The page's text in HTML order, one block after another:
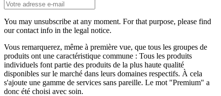
You may unsubscribe at any moment. For that purpose, please find
our contact info in the legal notice.
Vous remarquerez, même à première vue, que tous les groupes de
produits ont une caractéristique commune : Tous les produits
individuels font partie des produits de la plus haute qualité
disponibles sur le marché dans leurs domaines respectifs. À cela
s'ajoute une gamme de services sans pareille. Le mot "Premium" a
donc été choisi avec soin.